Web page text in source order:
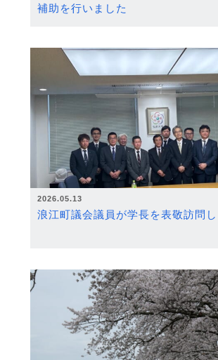
補助を行いました
2026.05.13
浪江町議会議員が学長を表敬訪問